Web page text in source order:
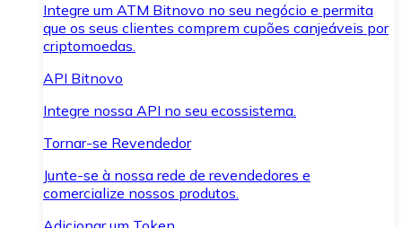
Integre um ATM Bitnovo no seu negócio e permita
que os seus clientes comprem cupões canjeáveis por
criptomoedas.
API Bitnovo
Integre nossa API no seu ecossistema.
Tornar-se Revendedor
Junte-se à nossa rede de revendedores e
comercialize nossos produtos.